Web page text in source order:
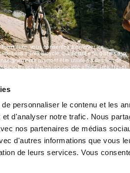
personnaliser le contenu et les
d'analyser notre trafic. Nous
nos partenaires de médias
d'autres informations que vous
de leurs services. Vous